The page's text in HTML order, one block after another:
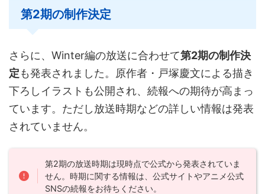
第2期の制作決定
さらに、Winter編の放送に合わせて第2期の制作決
定も発表されました。原作者・戸塚慶文による描き
下ろしイラストも公開され、続報への期待が高まっ
ています。ただし放送時期などの詳しい情報は発表
されていません。
第2期の放送時期は現時点で公式から発表されていま
せん。時期に関する情報は、公式サイトやアニメ公式
SNSの続報をお待ちください。